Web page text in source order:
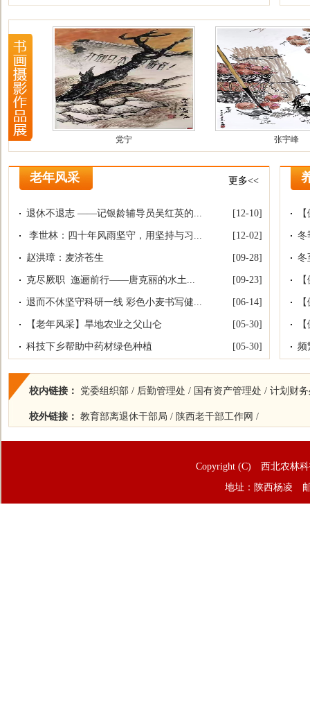
张宇峰 顾新华
更多<<
老年风采
[12-10]
退休不退志 ——记银龄辅导员吴红英的...
[12-02]
李世林：四十年风雨坚守，用坚持与习...
[09-28]
赵洪璋：麦济苍生
[09-23]
克尽厥职 迤逦前行——唐克丽的水土...
[06-14]
退而不休坚守科研一线 彩色小麦书写健...
[05-30]
【老年风采】旱地农业之父山仑
[05-30]
科技下乡帮助中药材绿色种植
冬
冬
频
校内链接： 党委组织部 / 后勤管理处 / 国有资产管理处 / 计划财
校外链接： 教育部离退休干部局 / 陕西老干部工作网 /
Copyright (C) 西北农林
地址：陕西杨凌